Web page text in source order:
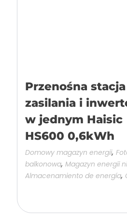
Przenośna stacja
zasilania i
w jednym Haisic
HS600 0,6kWh
Domowy magazyn energii,
balkonowa, Magazyn energii
Almacenamiento de energía,